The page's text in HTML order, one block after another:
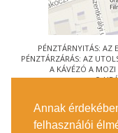
Annak
felhasználói
PÉNZTÁRNYITÁS: AZ
PÉNZTÁRZÁRÁS: AZ
A KÁVÉZÓ A MOZI
©